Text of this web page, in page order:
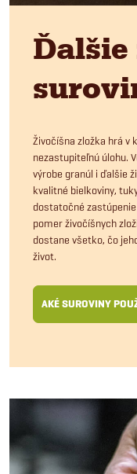
Živočíšna zložka hrá v
nezastupiteľnú úlohu.
výrobe granúl i ďalšie
kvalitné bielkoviny,
dostatočné
pomer živočíšnych
dostane všetko, čo
život.
AKÉ SUROVINY